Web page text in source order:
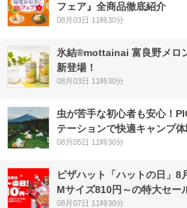
フェア』全商品徹底紹介
08月03日 11時30分
氷結®mottainai 富良野メロ
新登場！
08月03日 11時30分
虫が苦手な初心者も安心！
テーションで快適キャンプ
08月05日 11時30分
ピザハット「ハットの日」8
Mサイズ810円～の特大セー
08月07日 11時30分